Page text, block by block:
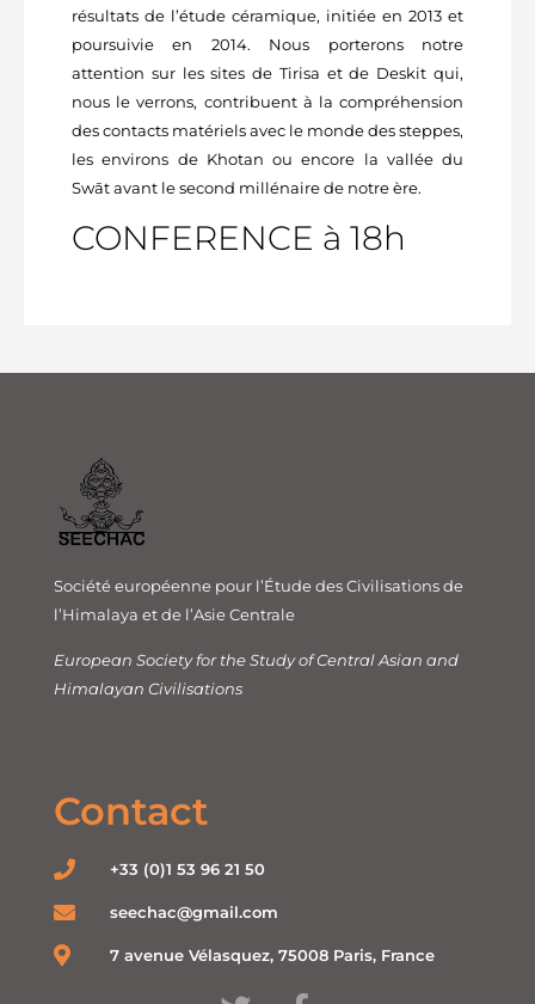
résultats de l’étude céramique, initiée en 2013 et
poursuivie en 2014. Nous porterons notre
attention sur les sites de Tirisa et de Deskit qui,
nous le verrons, contribuent à la compréhension
des contacts matériels avec le monde des steppes,
les environs de Khotan ou encore la vallée du
Swāt avant le second millénaire de notre ère.
CONFERENCE à 18h
Société européenne pour l’Étude des Civilisations de
l’Himalaya et de l’Asie Centrale
European Society for the Study of Central Asian and
Himalayan Civilisations
Contact
+33 (0)1 53 96 21 50
seechac@gmail.com
7 avenue Vélasquez, 75008 Paris, France